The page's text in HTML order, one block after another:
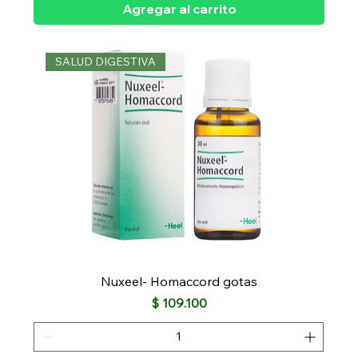
Agregar al carrito
SALUD DIGESTIVA
Nuxeel- Homaccord gotas
Precio
$ 109.100